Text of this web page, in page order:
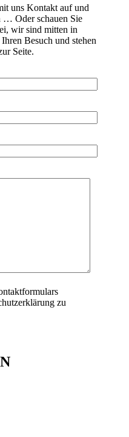
uns Kontakt auf und
… Oder schauen Sie
wir sind mitten in
Besuch und stehen
Seite.
zu